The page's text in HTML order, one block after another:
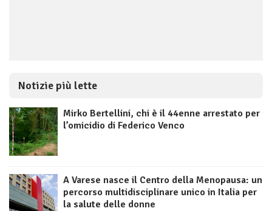
Notizie più lette
Mirko Bertellini, chi è il 44enne arrestato per
l’omicidio di Federico Venco
A Varese nasce il Centro della Menopausa: un
percorso multidisciplinare unico in Italia per
la salute delle donne